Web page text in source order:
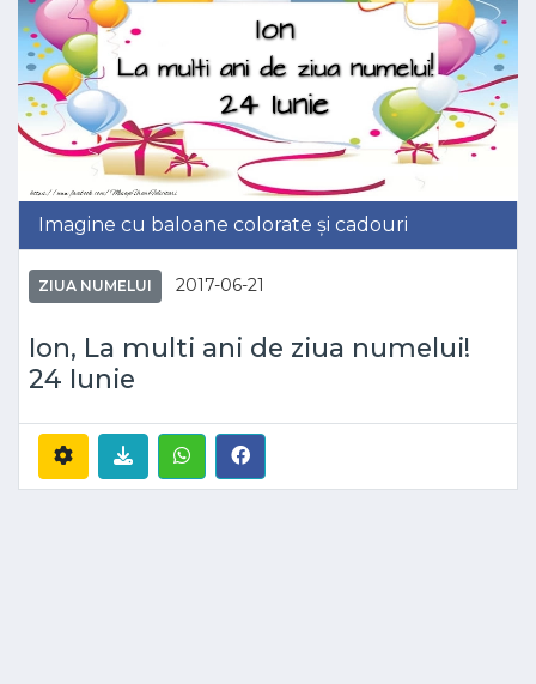
Imagine cu baloane colorate și cadouri
ZIUA NUMELUI 2017-06-21
Ion, La multi ani de ziua numelui!
24 Iunie